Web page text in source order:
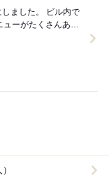
。 ビル内で